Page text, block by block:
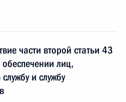
части второй статьи 43
лиц,
и службу